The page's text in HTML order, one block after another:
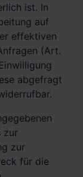
ist. In
auf
effektiven
(Art.
abgefragt
zur
zur
für die